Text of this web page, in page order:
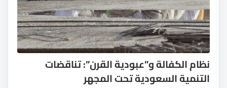
نظام الكفالة و”عبودية القرن”: تناقضات
التنمية السعودية تحت المجهر